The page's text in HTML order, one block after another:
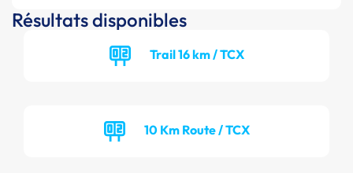
Résultats disponibles
Trail 16 km / TCX
10 Km Route / TCX